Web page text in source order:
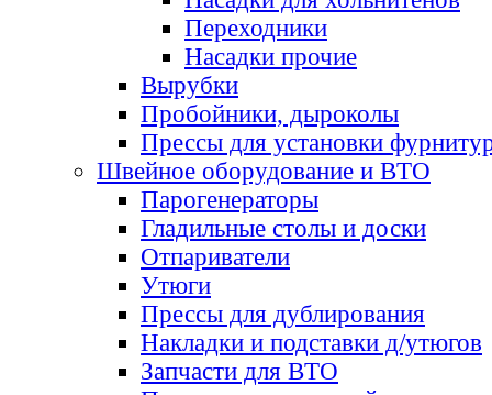
Переходники
Насадки прочие
Вырубки
Пробойники, дыроколы
Прессы для установки
Швейное оборудование и ВТО
Парогенераторы
Гладильные столы и доски
Отпариватели
Утюги
Прессы для дублирования
Накладки и подставки д/утюгов
Запчасти для ВТО